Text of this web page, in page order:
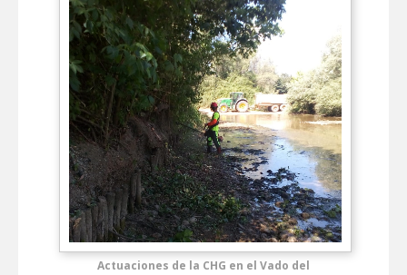
Actuaciones de la CHG en el Vado del